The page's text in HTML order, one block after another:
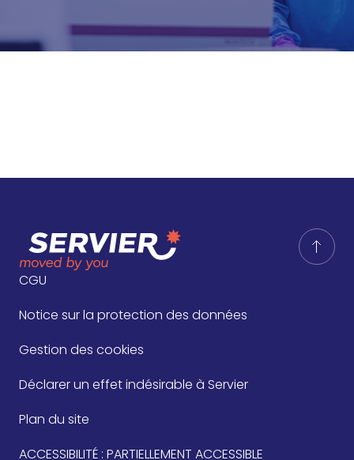
CGU
Notice sur la protection des données
Gestion des cookies
Déclarer un effet indésirable à Servier
Plan du site
ACCESSIBILITÉ : PARTIELLEMENT ACCESSIBLE